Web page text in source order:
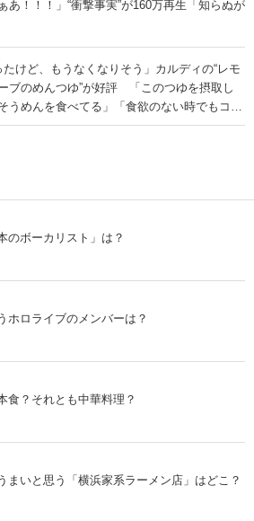
あ！！！」“衝撃事実”が160万再生「知らぬが
たけど、もうなくなりそう」カルディの“レモ
ブのめんつゆ”が好評 「このつゆを摂取し
うめんを食べてる」「食欲のない時でもコレ
る」
のボーカリスト」は？
ホロライブのメンバーは？
食？それとも中華料理？
まいと思う「横浜家系ラーメン店」はどこ？